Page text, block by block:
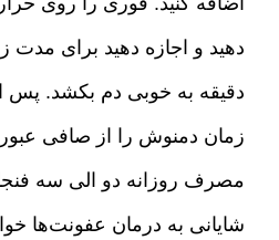
دهید و اجازه دهید برای مدت
دقیقه به خوبی دم بکشد. پس
زمان دمنوش را از صافی
مصرف روزانه دو الی سه
شایانی به درمان عفونت‌ها